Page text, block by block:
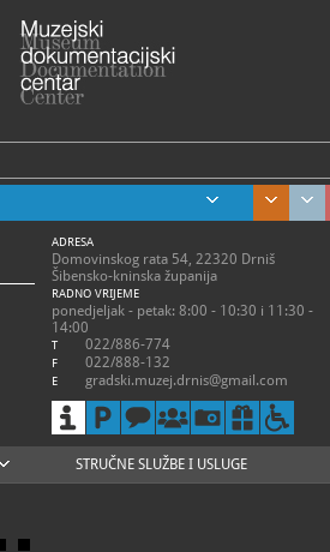
ADRESA
Domovinskog rata 54, 22320 Drniš
Šibensko-kninska županija
RADNO VRIJEME
ponedjeljak - petak: 8:00 - 10:30 i 11:30 -
14:00
T 022/886-774
F 022/888-132
E gradski.muzej.drnis@gmail.com
W
https://www.gmd.hr/
http://www.tz-drnis.hr/index.php/hr/sto-
posjeti...
STRUČNE SLUŽBE I USLUGE